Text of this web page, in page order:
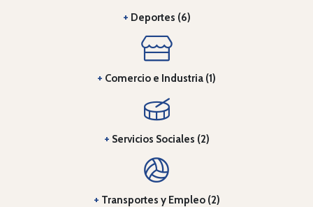
+ Deportes (6)
+ Comercio e Industria (1)
+ Servicios Sociales (2)
+ Transportes y Empleo (2)